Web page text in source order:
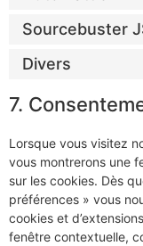
Sourcebuster
Divers
7.
Lorsque vous visitez
vous montrerons une
sur les cookies. Dès
préférences » vous
cookies et
fenêtre contextuelle,